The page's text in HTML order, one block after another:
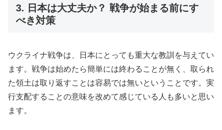
3. 日本は大丈夫か？ 戦争が始まる前にす
べき対策
ウクライナ戦争は、日本にとっても重大な教訓を与えてい
ます。戦争は始めたら簡単には終わることが無く、取られ
た領土は取り返すことは容易では無いということです。実
行支配することの意味を改めて感じている人も多いと思い
ます。